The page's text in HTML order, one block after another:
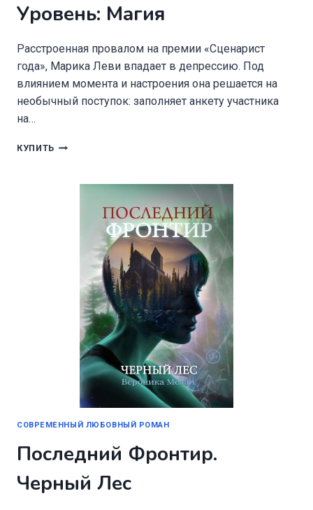
Уровень: Магия
Расстроенная провалом на премии «Сценарист
года», Марика Леви впадает в депрессию. Под
влиянием момента и настроения она решается на
необычный поступок: заполняет анкету участника
на…
КУПИТЬ УРОВЕНЬ:
СОВРЕМЕННЫЙ ЛЮБОВНЫЙ РОМАН
Последний Фронтир.
Черный Лес